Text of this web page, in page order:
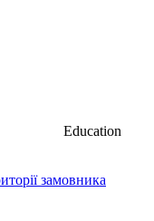
Education
замовника